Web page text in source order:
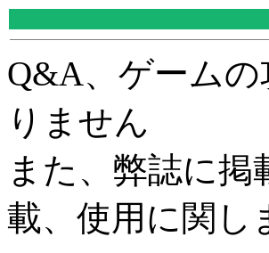
Q&A、ゲーム
りません
また、弊誌に
載、使用に関し